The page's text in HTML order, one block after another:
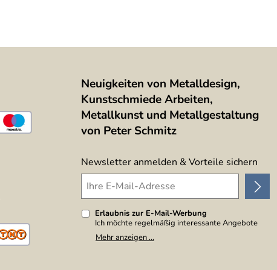
Neuigkeiten von Metalldesign,
Kunstschmiede Arbeiten,
Metallkunst und Metallgestaltung
von Peter Schmitz
Newsletter anmelden & Vorteile sichern
Erlaubnis zur E-Mail-Werbung
Ich möchte regelmäßig interessante Angebote
per E-Mail erhalten. Meine E-Mail-Adresse wird
nicht an andere Unternehmen weitergegeben. Zu
Mehr anzeigen ...